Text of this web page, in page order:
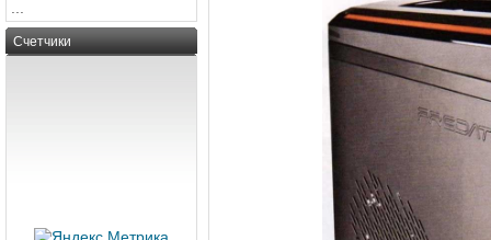
Счетчики